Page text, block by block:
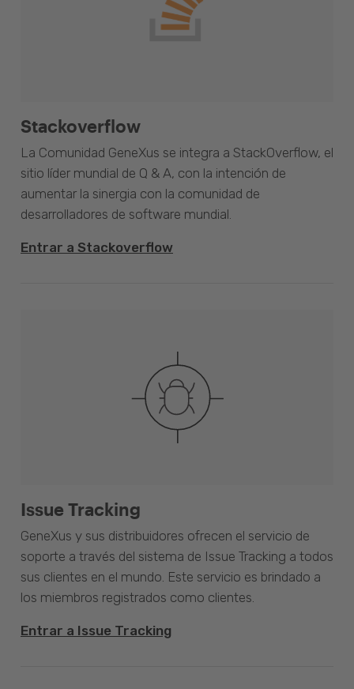
Stackoverflow
La Comunidad GeneXus se integra a StackOverflow, el
sitio líder mundial de Q & A, con la intención de
aumentar la sinergia con la comunidad de
desarrolladores de software mundial.
Entrar a Stackoverflow
Issue Tracking
GeneXus y sus distribuidores ofrecen el servicio de
soporte a través del sistema de Issue Tracking a todos
sus clientes en el mundo. Este servicio es brindado a
los miembros registrados como clientes.
Entrar a Issue Tracking